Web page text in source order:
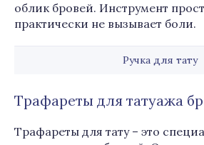
облик бровей. Инструмент
практически не вызывает боли.
Ручка для тату
Трафареты для татуажа
Трафареты для тату – это